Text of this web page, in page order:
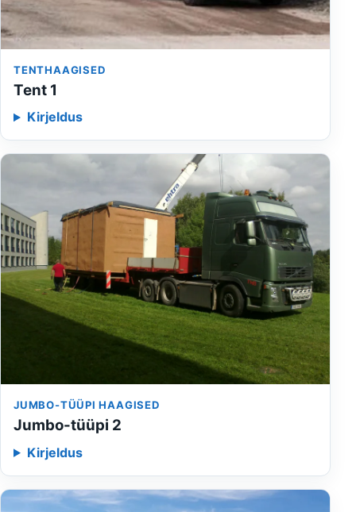
TENTHAAGISED
Tent 1
Kirjeldus
JUMBO-TÜÜPI HAAGISED
Jumbo-tüüpi 2
Kirjeldus